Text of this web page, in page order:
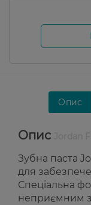
Опис
Опис
Зубна паста
для
Спеціальна
неприємним